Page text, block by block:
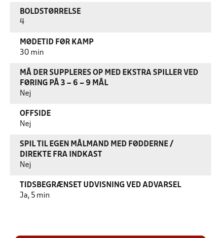
BOLDSTØRRELSE
4
MØDETID FØR KAMP
30 min
MÅ DER SUPPLERES OP MED EKSTRA SPILLER VED
FØRING PÅ 3 – 6 – 9 MÅL
Nej
OFFSIDE
Nej
SPIL TIL EGEN MÅLMAND MED FØDDERNE /
DIREKTE FRA INDKAST
Nej
TIDSBEGRÆNSET UDVISNING VED ADVARSEL
Ja, 5 min